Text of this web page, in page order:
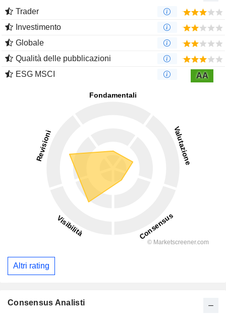
Trader
Investimento
Globale
Qualità delle pubblicazioni
ESG MSCI
AA
Altri rating
Consensus Analisti